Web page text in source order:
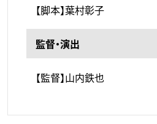
【脚本】葉村彰子
監督・演出
【監督】山内鉄也